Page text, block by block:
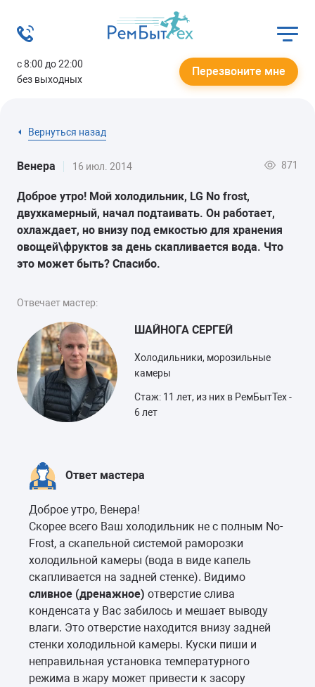
с 8:00 до 22:00
без выходных
Перезвоните мне
Вернуться назад
Венера 16 июл. 2014 871
Доброе утро! Мой холодильник, LG No frost,
двухкамерный, начал подтаивать. Он работает,
охлаждает, но внизу под емкостью для хранения
овощей\фруктов за день скапливается вода. Что
это может быть? Спасибо.
Отвечает мастер:
ШАЙНОГА СЕРГЕЙ
Холодильники, морозильные
камеры
Стаж: 11 лет, из них в РемБытТех -
6 лет
Ответ мастера
Доброе утро, Венера!
Скорее всего Ваш холодильник не с полным No-
Frost, а скапельной системой раморозки
холодильной камеры (вода в виде капель
скапливается на задней стенке). Видимо
сливное (дренажное) отверстие слива
конденсата у Вас забилось и мешает выводу
влаги. Это отверстие находится внизу задней
стенки холодильной камеры. Куски пиши и
неправильная установка температурного
режима в жару может привести к засору